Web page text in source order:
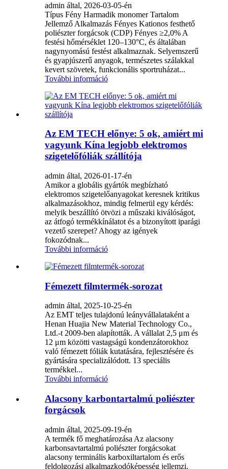
admin által, 2026-03-05-én
Típus Fény Harmadik monomer Tartalom
Jellemző Alkalmazás Fényes Kationos festhető
poliészter forgácsok (CDP) Fényes ≥2,0% A
festési hőmérséklet 120–130°C, és általában
nagynyomású festést alkalmaznak. Selyemszerű
és gyapjúszerű anyagok, természetes szálakkal
kevert szövetek, funkcionális sportruházat...
További információ
Az EM TECH előnye: 5 ok, amiért mi
vagyunk Kína legjobb elektromos
szigetelőfóliák szállítója
admin által, 2026-01-17-én
Amikor a globális gyártók megbízható
elektromos szigetelőanyagokat keresnek kritikus
alkalmazásokhoz, mindig felmerül egy kérdés:
melyik beszállító ötvözi a műszaki kiválóságot,
az átfogó termékkínálatot és a bizonyított iparági
vezető szerepet? Ahogy az igények
fokozódnak...
További információ
Fémezett filmtermék-sorozat
admin által, 2025-10-25-én
Az EMT teljes tulajdonú leányvállalataként a
Henan Huajia New Material Technology Co.,
Ltd.-t 2009-ben alapították. A vállalat 2,5 μm és
12 μm közötti vastagságú kondenzátorokhoz
való fémezett fóliák kutatására, fejlesztésére és
gyártására specializálódott. 13 speciális
termékkel...
További információ
Alacsony karbontartalmú poliészter
forgácsok
admin által, 2025-09-19-én
A termék fő meghatározása Az alacsony
karbonsavtartalmú poliészter forgácsokat
alacsony terminális karboxiltartalom és erős
feldolgozási alkalmazkodóképesség jellemzi.